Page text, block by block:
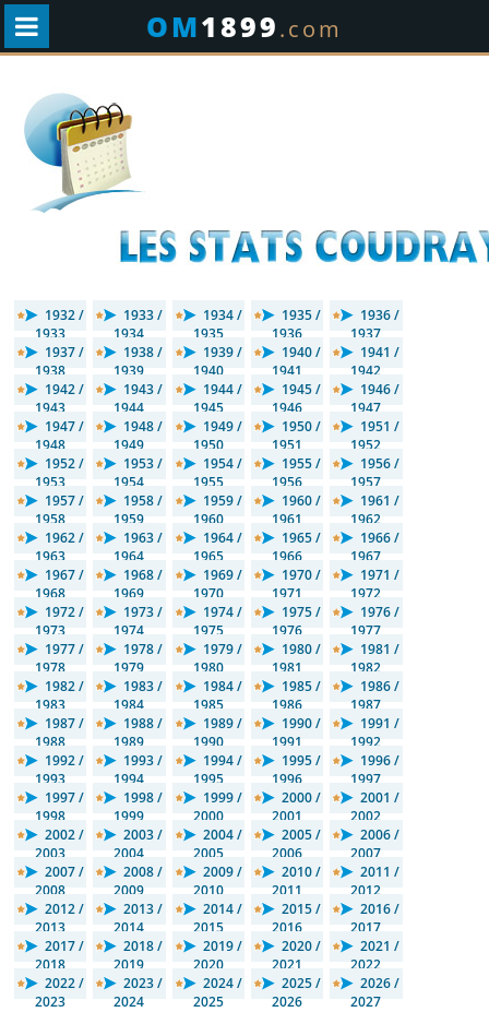
OM1899.com
1932 /
1933
1933 /
1934
1934 /
1935
1935 /
1936
1936 /
1937
1937 /
1938
1938 /
1939
1939 /
1940
1940 /
1941
1941 /
1942
1942 /
1943
1943 /
1944
1944 /
1945
1945 /
1946
1946 /
1947
1947 /
1948
1948 /
1949
1949 /
1950
1950 /
1951
1951 /
1952
1952 /
1953
1953 /
1954
1954 /
1955
1955 /
1956
1956 /
1957
1957 /
1958
1958 /
1959
1959 /
1960
1960 /
1961
1961 /
1962
1962 /
1963
1963 /
1964
1964 /
1965
1965 /
1966
1966 /
1967
1967 /
1968
1968 /
1969
1969 /
1970
1970 /
1971
1971 /
1972
1972 /
1973
1973 /
1974
1974 /
1975
1975 /
1976
1976 /
1977
1977 /
1978
1978 /
1979
1979 /
1980
1980 /
1981
1981 /
1982
1982 /
1983
1983 /
1984
1984 /
1985
1985 /
1986
1986 /
1987
1987 /
1988
1988 /
1989
1989 /
1990
1990 /
1991
1991 /
1992
1992 /
1993
1993 /
1994
1994 /
1995
1995 /
1996
1996 /
1997
1997 /
1998
1998 /
1999
1999 /
2000
2000 /
2001
2001 /
2002
2002 /
2003
2003 /
2004
2004 /
2005
2005 /
2006
2006 /
2007
2007 /
2008
2008 /
2009
2009 /
2010
2010 /
2011
2011 /
2012
2012 /
2013
2013 /
2014
2014 /
2015
2015 /
2016
2016 /
2017
2017 /
2018
2018 /
2019
2019 /
2020
2020 /
2021
2021 /
2022
2022 /
2023
2023 /
2024
2024 /
2025
2025 /
2026
2026 /
2027